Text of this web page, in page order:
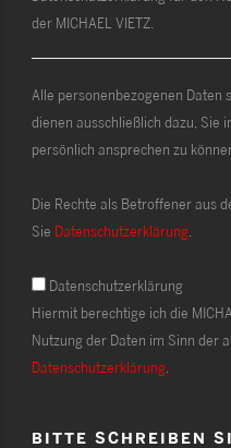
der MICHAEL VIETZ.
Alle personenbezogenen Daten
dienen ausschließlich dazu, Sie
persönlich ansprechen zu
Die Rechte als Betroffener aus
Sie Datenschutzerklärung.
Datenschutzerklärung
Hiermit berechtige ich die
Nutzung der Daten im Sinn der
Datenschutzerklärung.
BITTE SCHREIBEN